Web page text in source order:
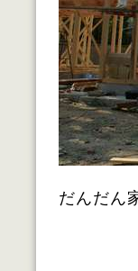
だんだん